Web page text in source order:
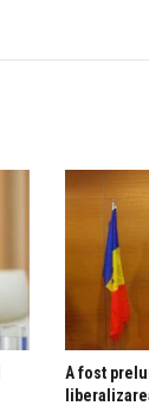
A fost